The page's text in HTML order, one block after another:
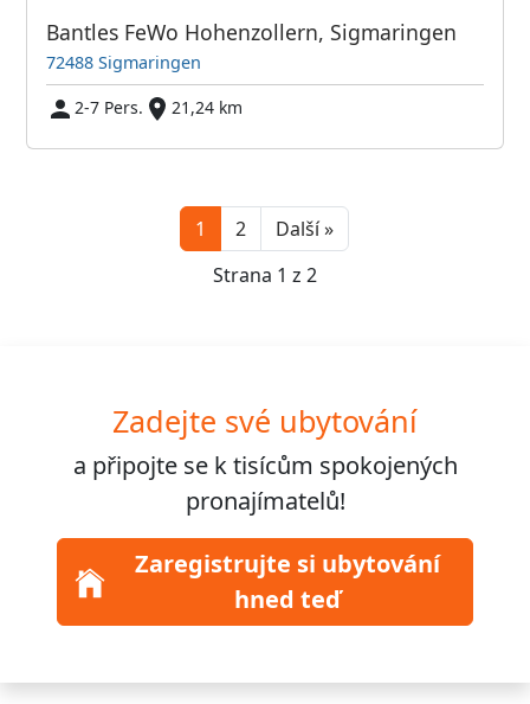
Bantles FeWo Hohenzollern, Sigmaringen
72488 Sigmaringen
2-7 Pers.
21,24 km
1 2 Další »Next
Strana 1 z 2
Zadejte své ubytování
a připojte se ktisícům spokojených
pronajímatelů!
Zaregistrujte si ubytování
hned teď